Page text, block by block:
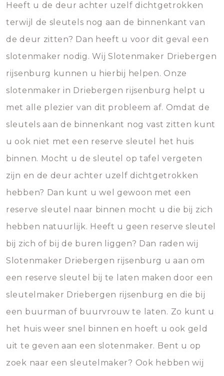
Heeft u de deur achter uzelf dichtgetrokken
terwijl de sleutels nog aan de binnenkant van
de deur zitten? Dan heeft u voor dit geval een
slotenmaker nodig. Wij Slotenmaker Driebergen
rijsenburg kunnen u hierbij helpen. Onze
slotenmaker in Driebergen rijsenburg helpt u
met alle plezier van dit probleem af. Omdat de
sleutels aan de binnenkant nog vast zitten kunt
u ook niet met een reserve sleutel het huis
binnen. Mocht u de sleutel op tafel vergeten
zijn en de deur achter uzelf dichtgetrokken
hebben? Dan kunt u wel gewoon met een
reserve sleutel naar binnen mocht u die bij zich
hebben natuurlijk. Heeft u geen reserve sleutel
bij zich of bij de buren liggen? Dan raden wij
Slotenmaker Driebergen rijsenburg u aan om
een reserve sleutel bij te laten maken door een
sleutelmaker Driebergen rijsenburg en die bij
een buurman of buurvrouw te laten. Zo kunt u
het huis weer snel binnen en hoeft u ook geld
uit te geven aan een slotenmaker. Bent u op
zoek naar een sleutelmaker? Ook hebben wij